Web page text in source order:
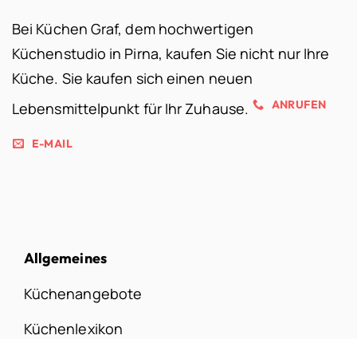
Bei Küchen Graf, dem hochwertigen
Küchenstudio in Pirna, kaufen Sie nicht nur Ihre
Küche. Sie kaufen sich einen neuen
Lebensmittelpunkt für Ihr Zuhause.
ANRUFEN
E-MAIL
Allgemeines
Küchenangebote
Küchenlexikon